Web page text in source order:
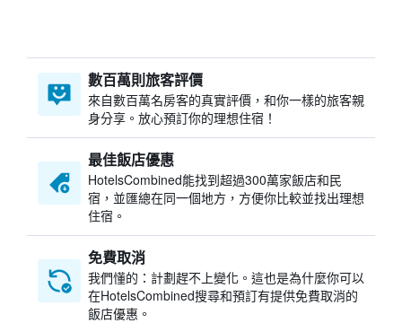
數百萬則旅客評價
來自數百萬名房客的真實評價，和你一樣的旅客親
身分享。放心預訂你的理想住宿！
最佳飯店優惠
HotelsCombined​能找到超過300萬家飯店和民
宿，並匯總在同一個地方，方便你比較並找出理想
住宿。
免費取消
我們懂的：計劃趕不上變化。這也是為什麼你可以
在HotelsCombined搜尋和預訂有提供免費取消的
飯店優惠。